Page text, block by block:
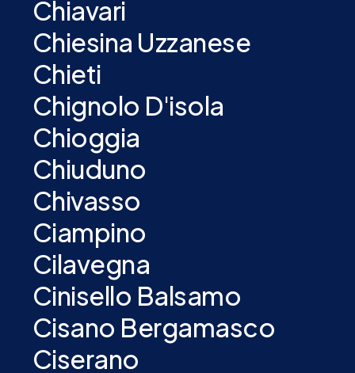
Chiavari
Chiesina Uzzanese
Chieti
Chignolo D'isola
Chioggia
Chiuduno
Chivasso
Ciampino
Cilavegna
Cinisello Balsamo
Cisano Bergamasco
Ciserano